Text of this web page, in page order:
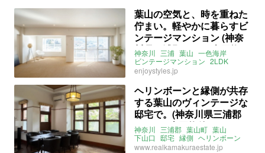
葉山の空気と、時を重ねた
佇まい。軽やかに暮らすビ
ンテージマンション (神奈
川県三浦郡78㎡の売買物
件)
神奈川 三浦 葉山 一色海岸
ビンテージマンション 2LDK
リノベーション
ライター：ほしりょうこ
enjoystyles.jp
ヘリンボーンと縁側が共存
する葉山のヴィンテージな
邸宅で。(神奈川県三浦郡
235㎡の売買物件)
神奈川 三浦郡 葉山町 葉山
下山口 邸宅 縁側 ヘリンボーン
庭 離れ 古民家 リノベーション
www.realkamakuraestate.jp